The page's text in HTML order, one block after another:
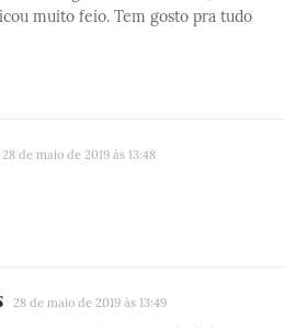
muito feio. Tem gosto pra tudo
28 de maio de 2019 às 13:48
28 de maio de 2019 às 13:49